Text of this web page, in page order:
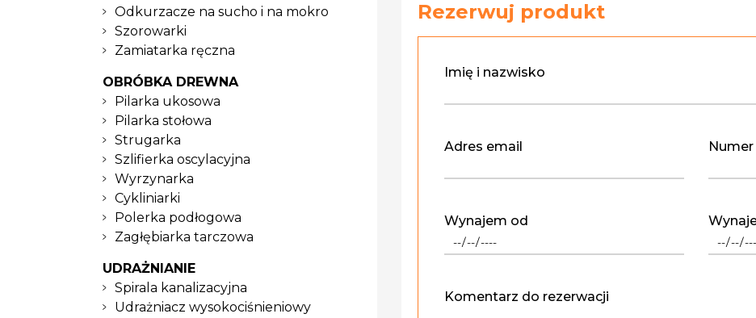
Rezerwuj produkt
Imię i nazwisko
Adres email
Wynajem od
Komentarz do rezerwacji
Odkurzacze na sucho i na mokro
Szorowarki
Zamiatarka ręczna
OBRÓBKA DREWNA
Pilarka ukosowa
Pilarka stołowa
Strugarka
Szlifierka oscylacyjna
Wyrzynarka
Cykliniarki
Polerka podłogowa
Zagłębiarka tarczowa
UDRAŻNIANIE
Spirala kanalizacyjna
Udrażniacz wysokociśnieniowy